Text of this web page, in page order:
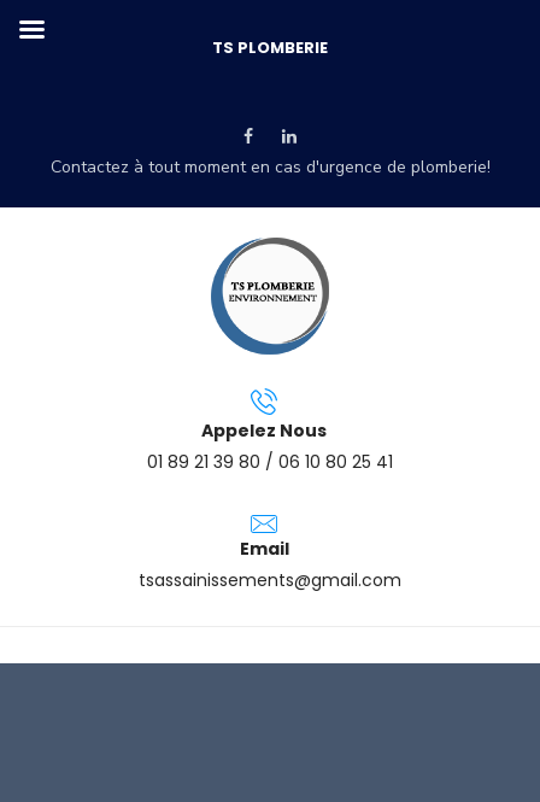
Contactez à tout moment en cas d'urgence de plomberie!
Appelez Nous
01 89 21 39 80 / 06 10 80 25 41
Email
tsassainissements@gmail.com
TS PLOMBERIE